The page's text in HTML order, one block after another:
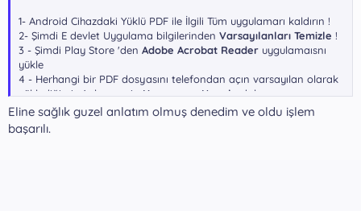
1- Android Cihazdaki Yüklü PDF ile İlgili Tüm uygulamarı kaldırın !
2- Şimdi E devlet Uygulama bilgilerinden Varsayılanları Temizle !
3 - Şimdi Play Store 'den Adobe Acrobat Reader uygulamaısnı
yükle
4 - Herhangi bir PDF dosyasını telefondan açın varsayılan olarak
yüklediğimiz Apk yı seçin Her zaman Uygula
dokunun
5 - Şimdi E-Devletteki dosyaya aç dokunduğunuzda Dosyanın
açıldığını göreceksiniz !
Eline sağlık guzel anlatım olmuş denedim ve oldu işlem
başarılı.